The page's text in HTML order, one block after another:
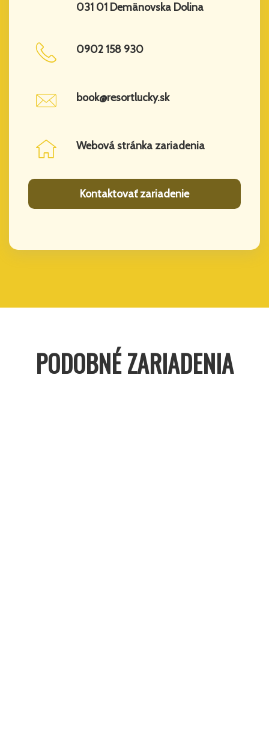
031 01 Demänovska Dolina
0902 158 930
book@resortlucky.sk
Webová stránka zariadenia
Kontaktovať zariadenie
PODOBNÉ ZARIADENIA